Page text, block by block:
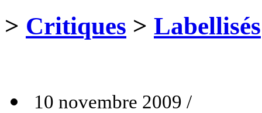
> Critiques > Labellisés
10 novembre 2009 /